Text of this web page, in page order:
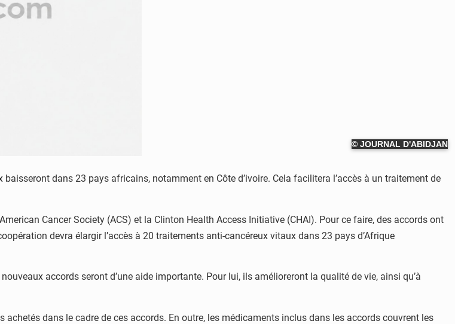
© JOURNAL D'ABIDJAN
dans 23 pays africains, notamment en Côte d’ivoire. Cela facilitera l’accès à un traitement de
Cancer Society (ACS) et la Clinton Health Access Initiative (CHAI). Pour ce faire, des accords ont
devra élargir l’accès à 20 traitements anti-cancéreux vitaux dans 23 pays d’Afrique
accords seront d’une aide importante. Pour lui, ils amélioreront la qualité de vie, ainsi qu’à
dans le cadre de ces accords. En outre, les médicaments inclus dans les accords couvrent les